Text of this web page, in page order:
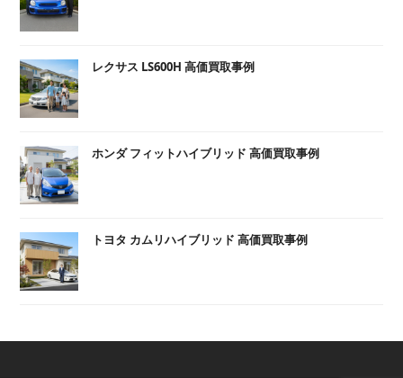
レクサス LS600H 高価買取事例
ホンダ フィットハイブリッド 高価買取事例
トヨタ カムリハイブリッド 高価買取事例